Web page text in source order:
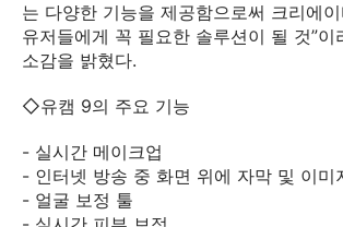
는 다양한 기능을 제공함으로써 크리에
유저들에게 꼭 필요한 솔루션이 될 것”이
소감을 밝혔다.
◇유캠 9의 주요 기능
- 실시간 메이크업
- 인터넷 방송 중 화면 위에 자막 및 이미
- 얼굴 보정 툴